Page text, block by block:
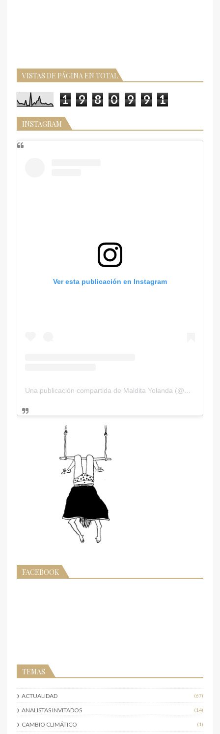
VISTAS DE PÁGINA EN TOTAL
1 9 8 0 9 9 1
INSTAGRAM
Ver esta publicación en Instagram
Una publicación compartida de Maldita Yolanda (@malditayolanda)
FACEBOOK
TEMAS
ACTUALIDAD (67)
ANALISTAS INVITADOS (14)
CAMBIO CLIMÁTICO (1)